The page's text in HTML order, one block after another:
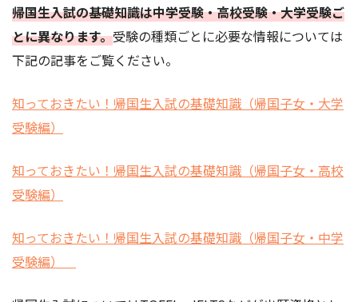
帰国生入試の基礎知識は中学受験・高校受験・大学受験ご
とに異なります。受験の種類ごとに必要な情報については
下記の記事をご覧ください。
知っておきたい！帰国生入試の基礎知識（帰国子女・大学
受験編）
知っておきたい！帰国生入試の基礎知識（帰国子女・高校
受験編）
知っておきたい！帰国生入試の基礎知識（帰国子女・中学
受験編）